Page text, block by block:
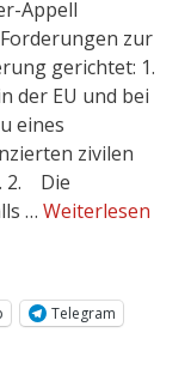
Appell
zur
gerichtet: 1.
der EU und bei
eines
zivilen
2. Die
… Weiterlesen
Telegram